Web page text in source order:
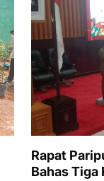
Rapat
Bahas Tiga